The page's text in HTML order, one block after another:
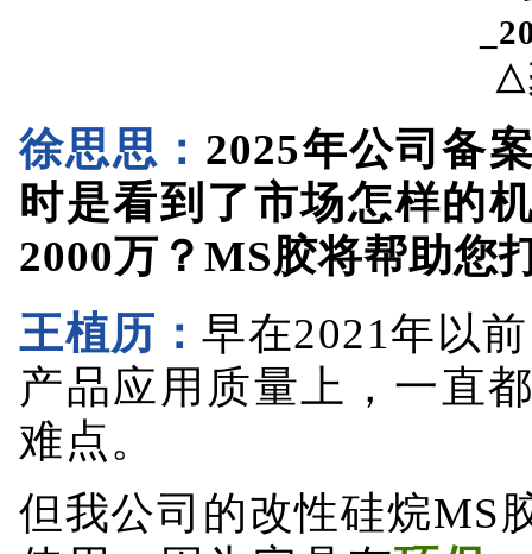
△
2025年公司备
时是看到了市场怎样的
2000万？MS胶将帮助您
王植历： 早在2021年以
产品应用质量上，一直
难点。
但我公司的改性硅烷MS
使用，因为它具有环保